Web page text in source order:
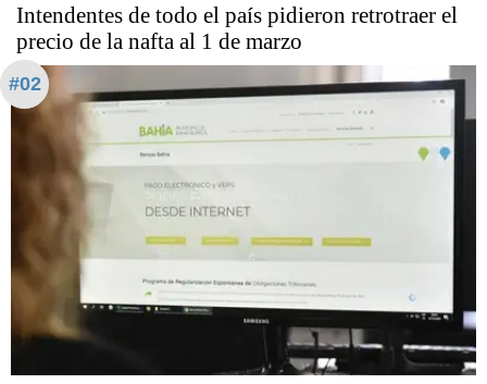
Intendentes de todo el país pidieron retrotraer el
precio de la nafta al 1 de marzo
#02